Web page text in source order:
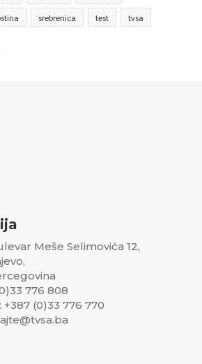
srebrenica test tvsa
Meše Selimovića 12,
776 808
(0)33 776 770